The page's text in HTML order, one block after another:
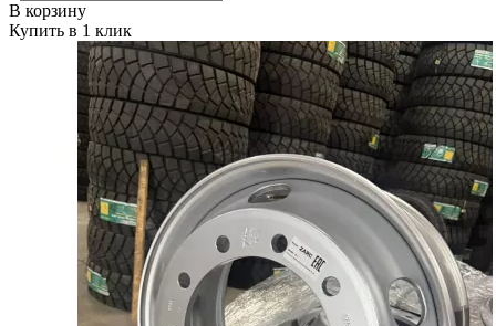
В корзину
Купить в 1 клик